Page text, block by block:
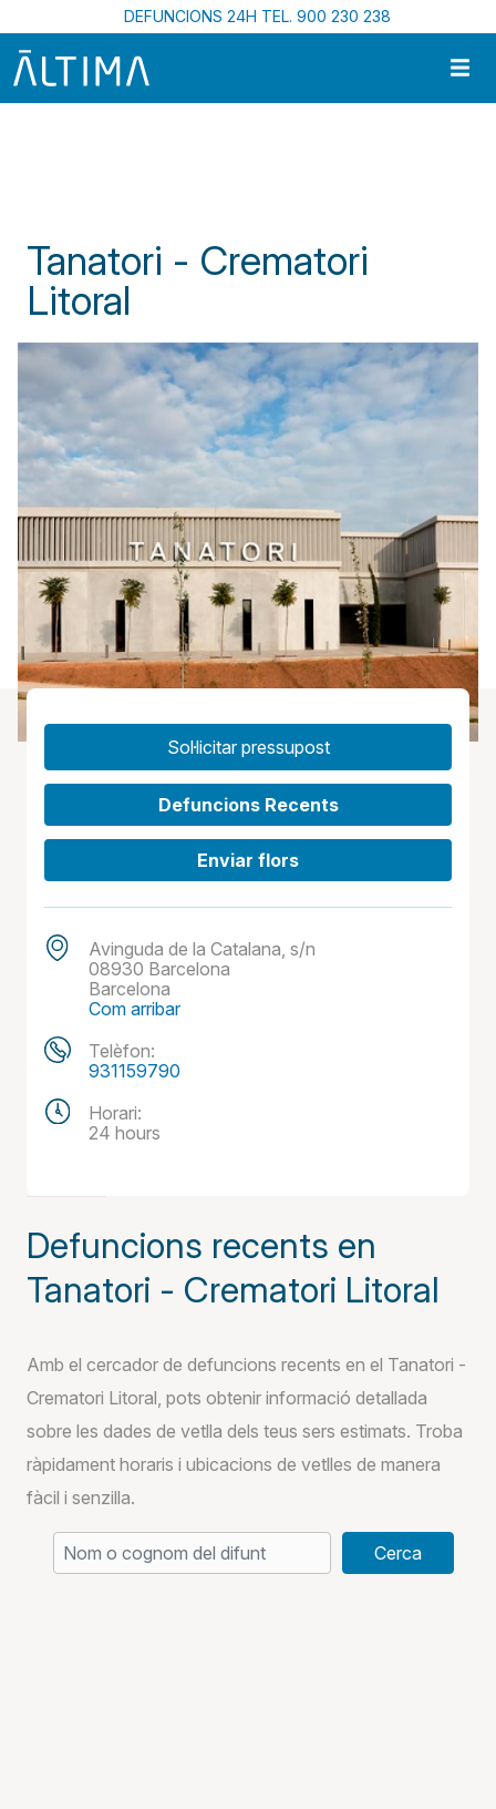
Vés al contingut
DEFUNCIONS 24H TEL. 900 230 238
Tanatori - Crematori
Litoral
Sol·licitar pressupost
Defuncions Recents
Enviar flors
Avinguda de la Catalana, s/n
08930 Barcelona
Barcelona
Com arribar
Telèfon:
931159790
Horari:
24 hours
Defuncions recents en
Tanatori - Crematori Litoral
Amb el cercador de defuncions recents en el Tanatori -
Crematori Litoral, pots obtenir informació detallada
sobre les dades de vetlla dels teus sers estimats. Troba
ràpidament horaris i ubicacions de vetlles de manera
fàcil i senzilla.
Cerca